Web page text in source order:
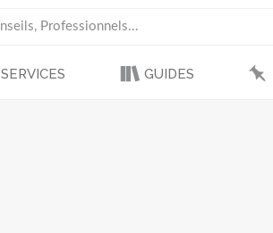
SERVICES GUIDES